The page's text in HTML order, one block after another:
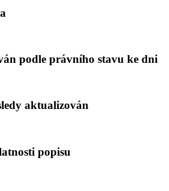
podle právního stavu ke dni
aktualizován
popisu